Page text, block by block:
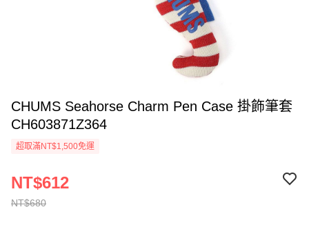
CHUMS Seahorse Charm Pen Case 掛飾筆套
CH603871Z364
超取滿NT$1,500免運
NT$680
NT$612